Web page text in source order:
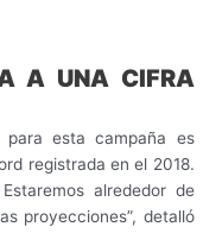
A UNA CIFRA
esta campaña es
registrada en el 2018.
alrededor de
proyecciones”, detalló